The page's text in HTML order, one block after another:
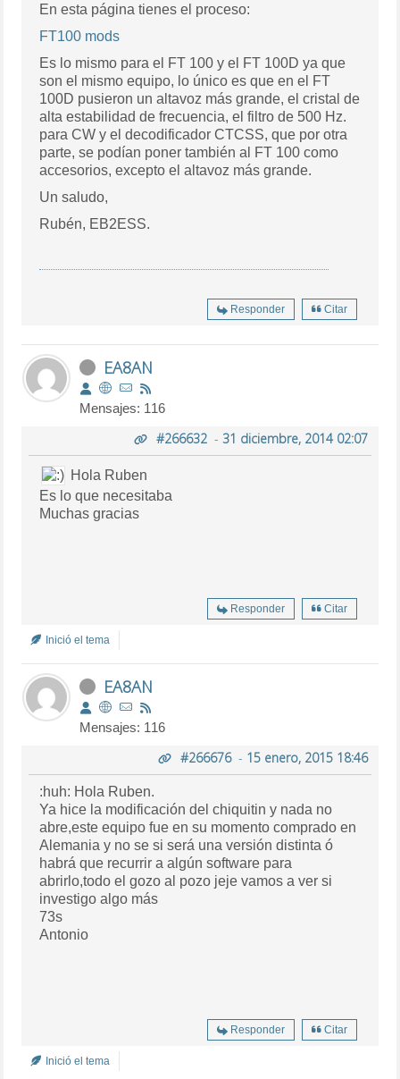
En esta página tienes el proceso:
FT100 mods
Es lo mismo para el FT 100 y el FT 100D ya que
son el mismo equipo, lo único es que en el FT
100D pusieron un altavoz más grande, el cristal de
alta estabilidad de frecuencia, el filtro de 500 Hz.
para CW y el decodificador CTCSS, que por otra
parte, se podían poner también al FT 100 como
accesorios, excepto el altavoz más grande.
Un saludo,
Rubén, EB2ESS.
Responder Citar
EA8AN
Mensajes: 116
#266632- 31 diciembre, 2014 02:07
Hola Ruben
Es lo que necesitaba
Muchas gracias
Responder Citar
Inició el tema
EA8AN
Mensajes: 116
#266676- 15 enero, 2015 18:46
:huh: Hola Ruben.
Ya hice la modificación del chiquitin y nada no
abre,este equipo fue en su momento comprado en
Alemania y no se si será una versión distinta ó
habrá que recurrir a algún software para
abrirlo,todo el gozo al pozo jeje vamos a ver si
investigo algo más
73s
Antonio
Responder Citar
Inició el tema